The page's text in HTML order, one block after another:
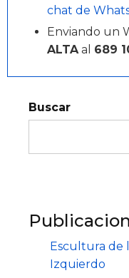
chat de
Enviando un
ALTAal 689
Buscar
Escultura de
Izquierdo